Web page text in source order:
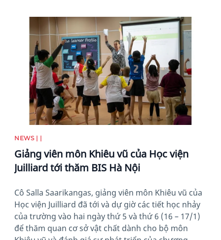
News image
NEWS | |
Giảng viên môn Khiêu vũ của Học viện
Juilliard tới thăm BIS Hà Nội
Cô Salla Saarikangas, giảng viên môn Khiêu vũ của
Học viện Juilliard đã tới và dự giờ các tiết học nhảy
của trường vào hai ngày thứ 5 và thứ 6 (16 – 17/1)
để thăm quan cơ sở vật chất dành cho bộ môn